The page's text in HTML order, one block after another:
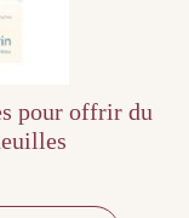
pour offrir du